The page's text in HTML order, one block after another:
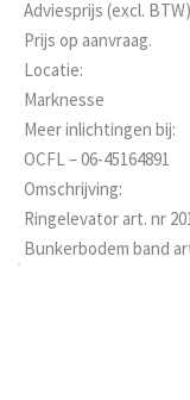
Adviesprijs (excl.
Prijs op aanvraag.
Locatie:
Marknesse
Meer inlichtingen bij:
OCFL – 06-45164891
Omschrijving:
Ringelevator art. nr
Bunkerbodem band